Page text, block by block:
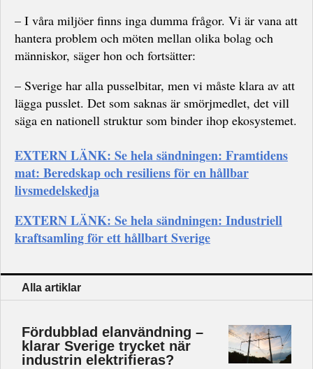
– I våra miljöer finns inga dumma frågor. Vi är vana att
hantera problem och möten mellan olika bolag och
människor, säger hon och fortsätter:
– Sverige har alla pusselbitar, men vi måste klara av att
lägga pusslet. Det som saknas är smörjmedlet, det vill
säga en nationell struktur som binder ihop ekosystemet.
EXTERN LÄNK: Se hela sändningen: Framtidens
mat: Beredskap och resiliens för en hållbar
livsmedelskedja
EXTERN LÄNK: Se hela sändningen: Industriell
kraftsamling för ett hållbart Sverige
Alla artiklar
Fördubblad elanvändning –
klarar Sverige trycket när
industrin elektrifieras?